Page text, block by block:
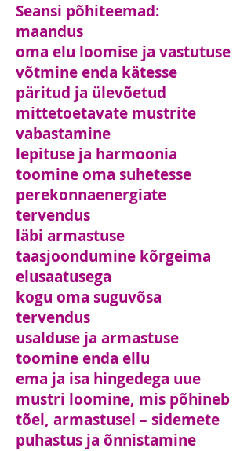
Seansi põhiteemad:
maandus
oma elu loomise ja vastutuse
võtmine enda kätesse
päritud ja ülevõetud
mittetoetavate mustrite
vabastamine
lepituse ja harmoonia
toomine oma suhetesse
perekonnaenergiate
tervendus
läbi armastuse
taasjoondumine kõrgeima
elusaatusega
kogu oma suguvõsa
tervendus
usalduse ja armastuse
toomine enda ellu
ema ja isa hingedega uue
mustri loomine, mis põhineb
tõel, armastusel – sidemete
puhastus ja õnnistamine